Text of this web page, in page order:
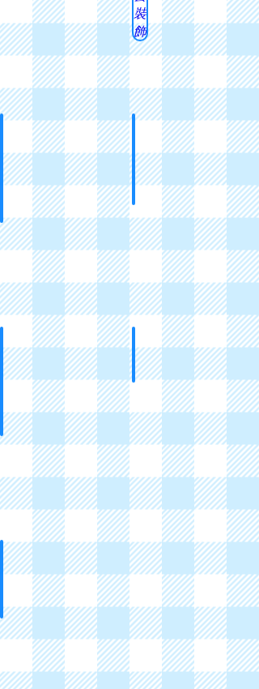
和紙膠帶MT
Masking
Tapes
字母貼紙
Alphabet
Stickers
DIY手作卡紙
Scrapbook
Paper
相角
Photo
Corners
印章、筆、膠紙
Stamp
Chops,
Pens,
Types